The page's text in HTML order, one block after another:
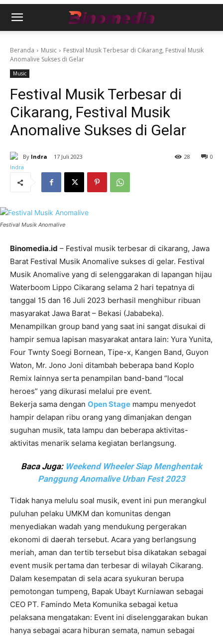
Beranda Music
Festival Musik Terbesar di Cikarang, Festival Musik
Anomalive Sukses di Gelar
Music
Festival Musik Terbesar di
Cikarang, Festival Musik
Anomalive Sukses di Gelar
By Indra 17 Juli 2023 0
28
Festival Musik Anomalive
Binomedia.id – Festival musik terbesar di cikarang, Jawa
Barat Festival Musik Anomalive sukses di gelar. Festival
Musik Anomalive yang di selenggarakan di lapangan hijau
Waterboom Lippo Cikarang selama 2 hari tepatnya di
tanggal 15 dan 16 Juli 2023 berhasil menghibur ribuan
masyarakat Jawa Barat – Bekasi (Jababeka).
Menampilkan group band yang saat ini sangat disukai di
hampir semua lapisan masyarakat antara lain: Yura Yunita,
Four Twnty Soegi Bornean, Tipe-x, Kangen Band, Guyon
Waton, Mr. Jono Joni ditambah beberapa band Koplo
Remix lainnya serta penampilan band-band “local
heroes” yang dikurasi melalui pre event.
Bekerja sama dengan Open Stage mampu menyedot
hampir delapan ribu orang yang dimanjakan dengan
suguhan musik, tata lampu dan beberapa aktivitas-
aktivitas menarik selama kegiatan berlangsung.
Baca Juga: Weekend Wheeler Siap Menghentak
Panggung Anomalive Urban Fest 2023
Tidak hanya melulu soal musik, event ini pun merangkul
puluhan pelaku UMKM dan komunitas dengan
menyediakan wadah yang mendukung pergerakan
ekonomi di daerah tersebut. Acara yang berlangsung
meriah, aman dan tertib tersebut bisa dikatakan sebagai
event musik pertama dan terbesar di wilayah Cikarang.
Dalam kesempatan di sela acara syukuran berupa
pemotongan tumpeng, Bapak Ubayt Kurniawan sebagai
CEO PT. Famindo Meta Komunika sebagai ketua
pelaksana mengatakan: Event ini diselenggarakan bukan
hanya sebagai acara hiburan semata, namun sebagai